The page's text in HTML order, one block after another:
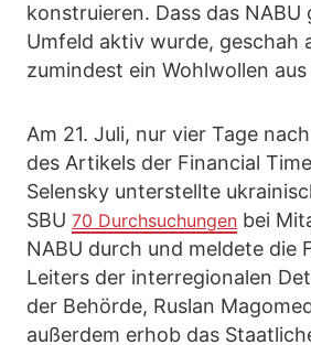
konstruieren. Dass das NABU
Umfeld aktiv wurde, geschah
zumindest ein Wohlwollen aus
Am 21. Juli, nur vier Tage
des Artikels der Financial
Selensky unterstellte
SBU 70 Durchsuchungen bei
NABU durch und meldete die
Leiters der interregionalen
der Behörde, Ruslan
außerdem erhob das